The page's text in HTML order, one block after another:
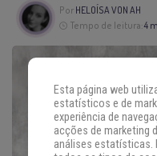
Por HELOÍSA VON AH
Tempo de leitura:4
Esta página web
estatísticos e de
experiência de
acções de marketing
análises estatísticas.